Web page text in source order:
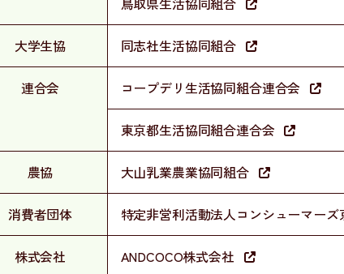
大学生協 同志社生活協同組合
連合会 コープデリ生活協同組合連合会
東京都生活協同組合連合会
農協 大山乳業農業協同組合
消費者団体 特定非営利活動法人コンシューマー
株式会社 ANDCOCO株式会社